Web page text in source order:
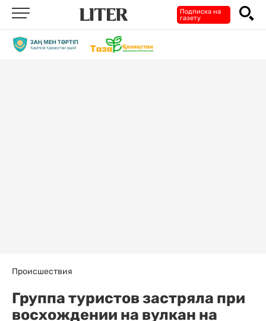
Подписка на
газету
Происшествия
Группа туристов застряла при
восхождении на вулкан на